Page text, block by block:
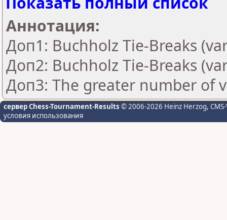
Аннотация:
Доп1: Buchholz Tie-Breaks
Доп2: Buchholz Tie-Breaks
Доп3: The greater number of
сервер Chess-Tournament-Results © 2006-2026 Heinz Herzog,
условия использования